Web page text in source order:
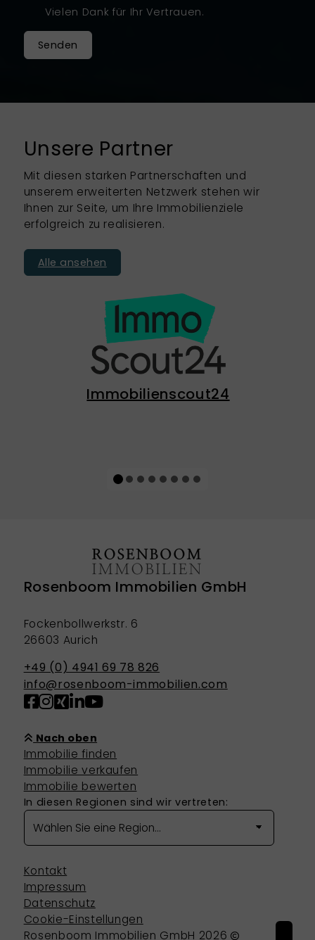
Vielen Dank für Ihr Vertrauen.
Senden
Unsere Partner
Mit diesen starken Partnerschaften und
unserem erweiterten Netzwerk stehen wir
Ihnen zur Seite, um Ihre Immobilienziele
erfolgreich zu realisieren.
Alle ansehen
Immobilienscout24
Rosenboom Immobilien GmbH
Fockenbollwerkstr. 6
26603 Aurich
+49 (0) 4941 69 78 826
info@rosenboom-immobilien.com
In diesen Regionen sind wir vertreten:
Nach oben
Immobilie finden
Immobilie verkaufen
Immobilie bewerten
Kontakt
Impressum
Datenschutz
Cookie-Einstellungen
Rosenboom Immobilien GmbH 2026